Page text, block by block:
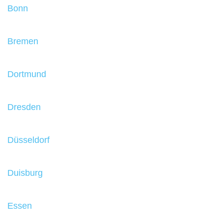
Bonn
Bremen
Dortmund
Dresden
Düsseldorf
Duisburg
Essen